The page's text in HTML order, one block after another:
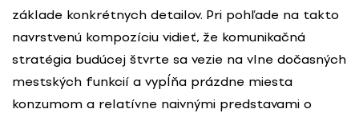
základe konkrétnych detailov. Pri pohľade na takto
navrstvenú kompozíciu vidieť, že komunikačná
stratégia budúcej štvrte sa vezie na vlne dočasných
mestských funkcií a vypĺňa prázdne miesta
konzumom a relatívne naivnými predstavami o